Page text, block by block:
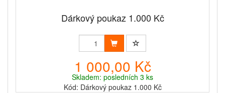
Dárkový poukaz 1.000 Kč
1 000,00 Kč
Skladem: posledních 3 ks
Kód: Dárkový poukaz 1.000 Kč